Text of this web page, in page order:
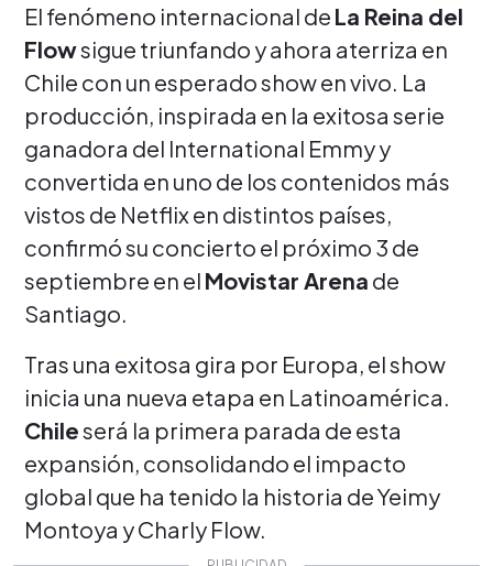
El fenómeno internacional de La Reina del
Flowsigue triunfando y ahora aterriza en
Chile con un esperado show en vivo. La
producción, inspirada en la exitosa serie
ganadora del International Emmy y
convertida en uno de los contenidos más
vistos de Netflix en distintos países,
confirmó su concierto el próximo 3 de
septiembre en el Movistar Arena de
Santiago.
Tras una exitosa gira por Europa, el show
inicia una nueva etapa en Latinoamérica.
Chileserá la primera parada de esta
expansión, consolidando el impacto
global que ha tenido la historia de Yeimy
Montoya y Charly Flow.